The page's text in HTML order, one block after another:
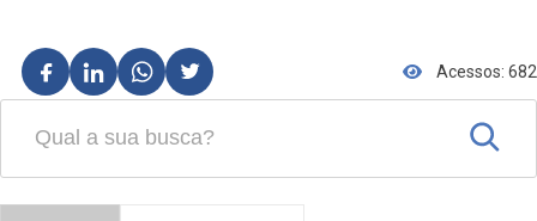
Acessos: 682